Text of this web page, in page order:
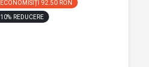
ECONOMISIȚI 92.50 RON
10% REDUCERE